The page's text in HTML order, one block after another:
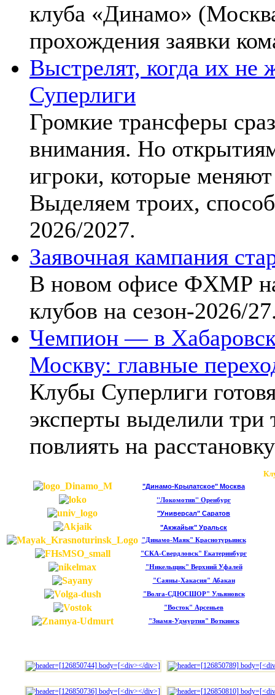
клуба «Динамо»
прохождения заявки
Выстрелят, когда их
Суперлиги
Громкие трансферы
внимания. Но
игроки, которые
Выделяем троих,
2026/2027.
Заявочная кампания
В новом офисе ФХМР
клубов на сезон-2026/
Чемпион — в
Москву: главные
Клубы Суперлиги
эксперты выделили три
повлиять на
"Динамо-Крылатское" Москва
"Локомотив" Оренбург
"Универсал" Саратов
"Акжайык" Уральск
"Динамо-Маяк" Краснотурьинск
"СКА-Свердловск" Екатеринбург
"Никельщик" Верхний Уфалей
"Саяны-Хакасия" Абакан
"Волга-СДЮСШОР" Ульяновск
"Восток" Арсеньев
"Знамя-Удмуртия" Воткинск